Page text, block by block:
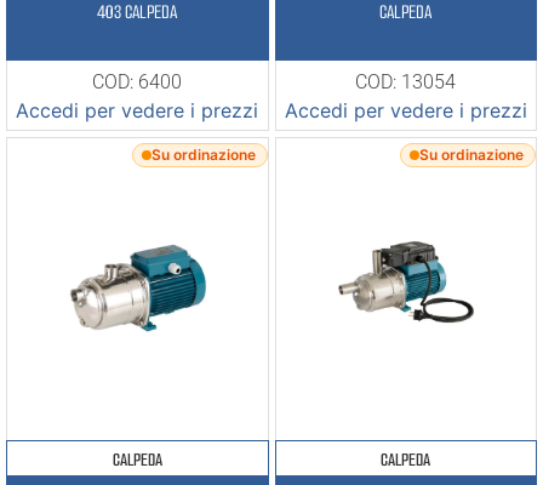
403 CALPEDA
COD: 6400
Accedi per vedere i prezzi
CALPEDA
COD: 13054
Accedi per vedere i prezzi
Su ordinazione
CALPEDA
Su ordinazione
CALPEDA